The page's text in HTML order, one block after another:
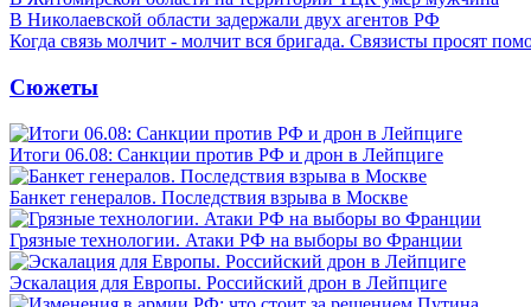
В Николаевской области задержали двух агентов РФ
Когда связь молчит - молчит вся бригада. Связисты просят
Сюжеты
Итоги 06.08: Санкции против РФ и дрон в Лейпциге
Банкет генералов. Последствия взрыва в Москве
Грязные технологии. Атаки РФ на выборы во Франции
Эскалация для Европы. Российский дрон в Лейпциге